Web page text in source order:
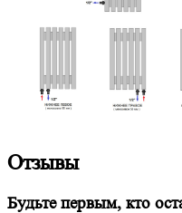
Отзывы
Будьте первым, кто